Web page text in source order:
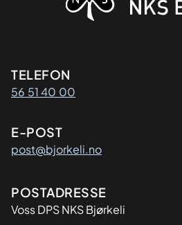
Kontaktinformasjon
TELEFON
56 51 40 00
E-POST
post@bjorkeli.no
Adresse
POSTADRESSE
Voss DPS NKS Bjørkeli